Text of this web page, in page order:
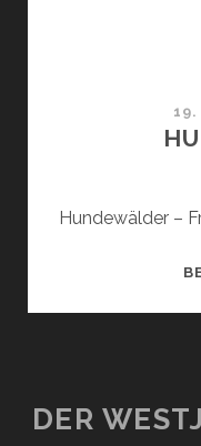
19.
Hundewälder –
DER